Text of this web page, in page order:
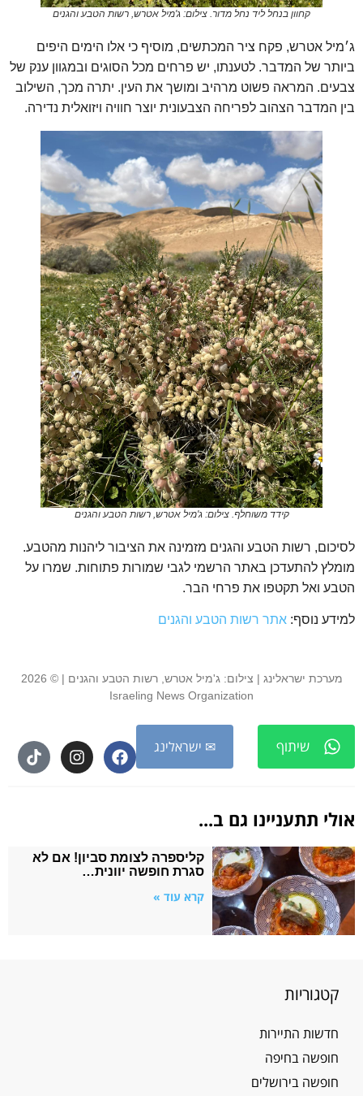
קחוון בנחל ליד נחל מדור. צילום: ג'מיל אטרש, רשות הטבע והגנים
ג׳מיל אטרש, פקח ציר המכתשים, מוסיף כי אלו הימים היפים
ביותר של המדבר. לטענתו, יש פרחים מכל הסוגים ובמגוון ענק של
צבעים. המראה פשוט מרהיב ומושך את העין. יתרה מכך, השילוב
בין המדבר הצהוב לפריחה הצבעונית יוצר חוויה ויזואלית נדירה.
קידד משוחלף. צילום: ג'מיל אטרש, רשות הטבע והגנים
לסיכום, רשות הטבע והגנים מזמינה את הציבור ליהנות מהטבע.
מומלץ להתעדכן באתר הרשמי לגבי שמורות פתוחות. שמרו על
הטבע ואל תקטפו את פרחי הבר.
למידע נוסף: אתר רשות הטבע והגנים
מערכת ישראלינג | צילום: ג'מיל אטרש, רשות הטבע והגנים | © 2026
Israeling News Organization
שיתוף ✉ ישראלינג
אולי תתעניינו גם ב...
קליספרה לצומת סביון! אם לא
סגרת חופשה יוונית…
קרא עוד »
קטגוריות
חדשות התיירות
חופשה בחיפה
חופשה בירושלים